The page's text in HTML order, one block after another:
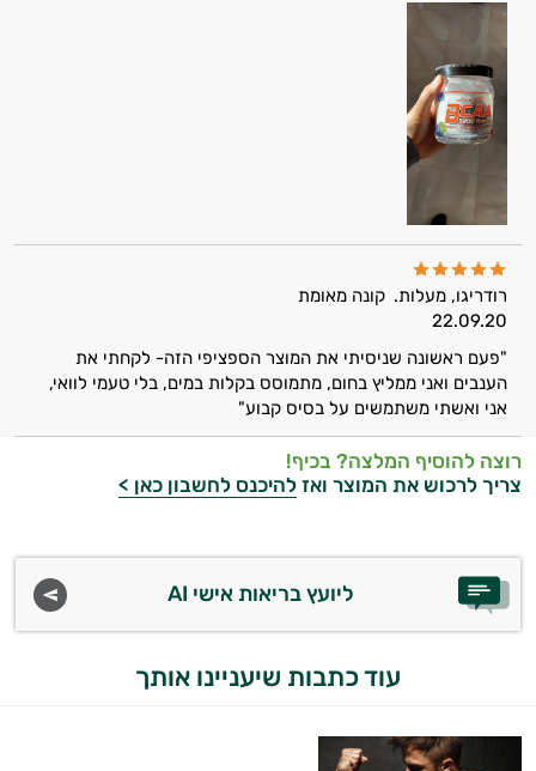
ממרחים
ומזון
ויטמינים
הנמכרים
ביותר
אבקות
חלבון
פאמפ
אנרגיה
פעילות
טבעוניים
רודריגו, מעלות. קונה מאומת
22.09.20
"פעם ראשונה שניסיתי את המוצר הספציפי הזה- לקחתי את
הענבים ואני ממליץ בחום, מתמוסס בקלות במים, בלי טעמי לוואי,
אני ואשתי משתמשים על בסיס קבוע"
רוצה להוסיף המלצה? בכיף!
צריך לרכוש את המוצר ואז להיכנס לחשבון כאן >
ליועץ בריאות אישי AI
עוד כתבות שיעניינו אותך